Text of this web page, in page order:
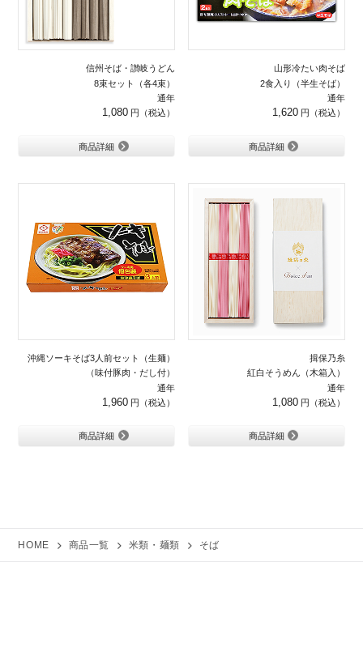
信州そば・讃岐うどん
8束セット（各4束）
通年
1,080
商品詳細
山形冷たい肉そば
2食入り（半生そば）
通年
1,620
商品詳細
沖縄ソーキそば3人前セット（生麺）
（味付豚肉・だし付）
通年
1,960
商品詳細
揖保乃糸
紅白そうめん（木箱入）
通年
1,080
商品詳細
HOME 商品一覧 米類・麺類 そば